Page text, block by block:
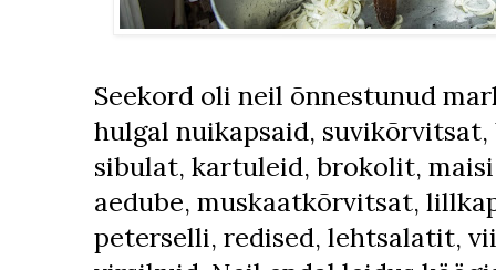
Seekord oli neil õnnestunud
hulgal nuikapsaid,
sibulat, kartuleid, brokolit,
aedube, muskaatkõrvitsat,
peterselli, redised, lehtsalatit,